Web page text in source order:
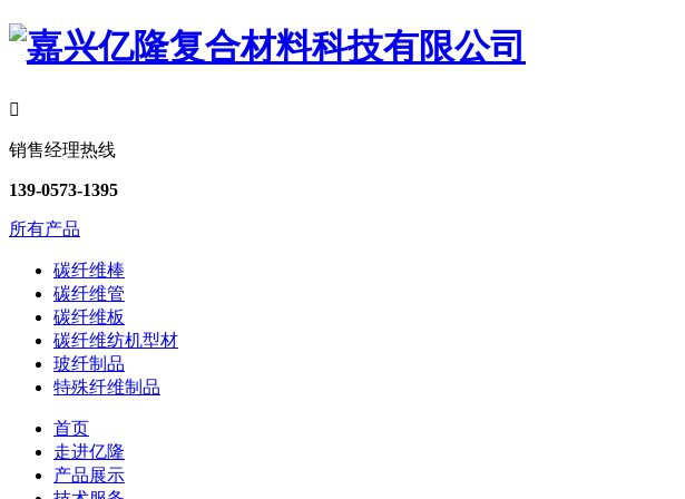

销售经理热线
139-0573-1395
所有产品
碳纤维棒
碳纤维管
碳纤维板
碳纤维纺机型材
玻纤制品
特殊纤维制品
首页
走进亿隆
产品展示